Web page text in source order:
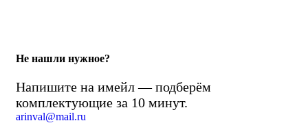
Не нашли нужное?
Напишите на имейл — подберём
комплектующие за 10 минут.
arinval@mail.ru